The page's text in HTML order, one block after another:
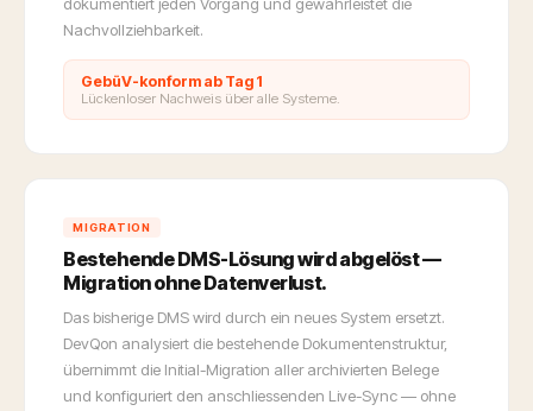
Nachvollziehbarkeit.
GebüV-konform ab Tag 1
Lückenloser Nachweis über alle Systeme.
MIGRATION
Bestehende DMS-Lösung wird abgelöst —
Migration ohne Datenverlust.
Das bisherige DMS wird durch ein neues System ersetzt.
DevQon analysiert die bestehende Dokumentenstruktur,
übernimmt die Initial-Migration aller archivierten Belege
und konfiguriert den anschliessenden Live-Sync — ohne